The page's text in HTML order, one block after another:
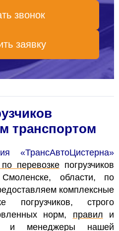
звонок
заявку
транспортом
«ТрансАвтоЦистерна»
перевозкепогрузчиков
области, по
комплексные
погрузчиков, строго
норм, правил и
и менеджеры нашей